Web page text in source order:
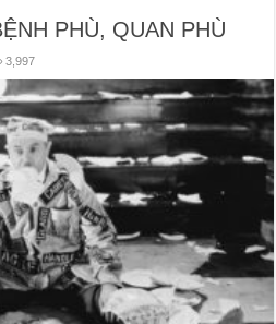
PHÙ, QUAN PHÙ
3,997